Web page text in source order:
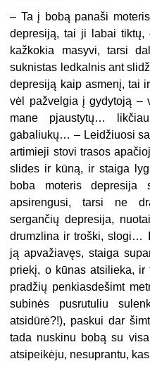
– Ta į bobą panaši
depresiją, tai ji labai
kažkokia masyvi, tarsi
suknistas ledkalnis ant
depresiją kaip asmenį,
vėl pažvelgia į gydytoją –
mane pjaustytų…
gabaliukų… – Leidžiuosi
artimieji stovi trasos
slides ir kūną, ir staiga
boba moteris depresija
apsirengusi, tarsi ne
sergančių depresija,
drumzlina ir troški, slogi…
ją apvažiavęs, staiga
priekį, o kūnas atsilieka,
pradžių penkiasdešimt
subinės pusrutuliu
atsidūrė?!), paskui dar
tada nuskinu bobą su
atsipeikėju, nesuprantu,